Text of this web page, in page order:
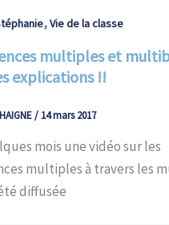
,Vie de la classe
multiples et
explications !!
/ 14 mars 2017
mois une vidéo sur les
multiples à travers les
diffusée